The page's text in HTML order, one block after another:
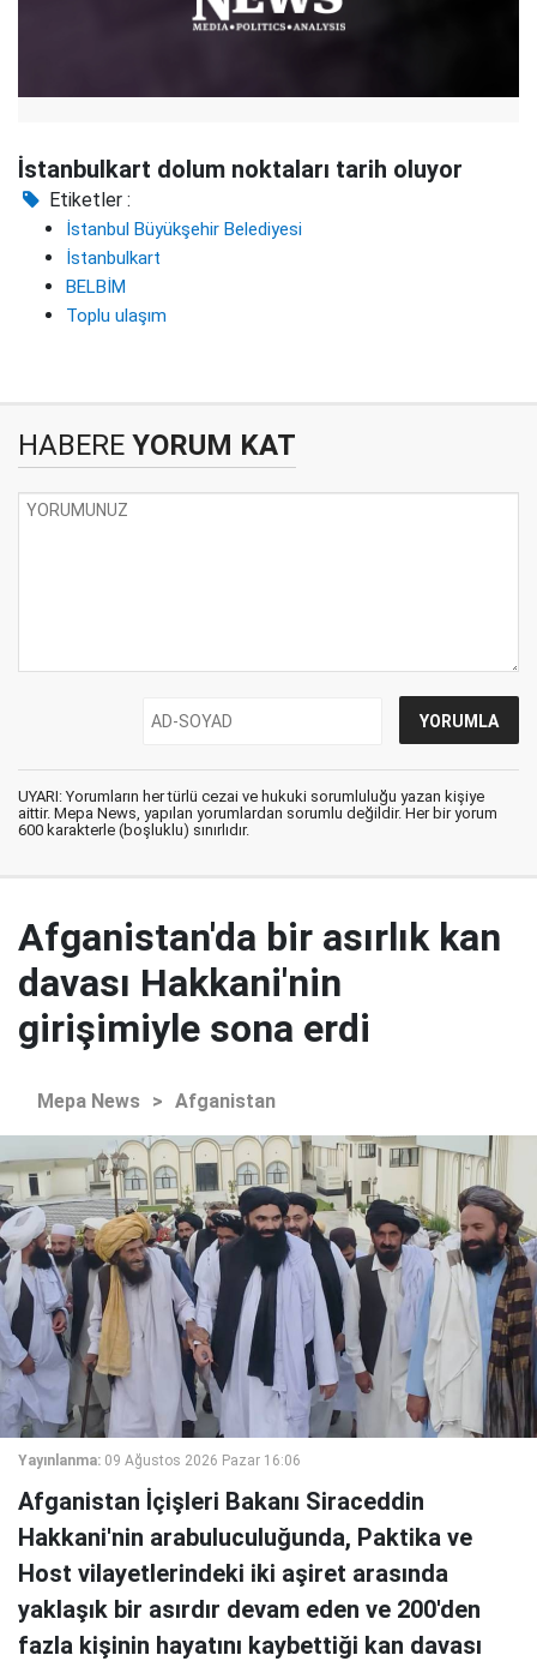
İstanbulkart dolum noktaları tarih oluyor
Etiketler :
İstanbul Büyükşehir Belediyesi
İstanbulkart
BELBİM
Toplu ulaşım
HABERE YORUM KAT
UYARI: Yorumların her türlü cezai ve hukuki sorumluluğu yazan kişiye
aittir. Mepa News, yapılan yorumlardan sorumlu değildir. Her bir yorum
600 karakterle (boşluklu) sınırlıdır.
Afganistan'da bir asırlık kan
davası Hakkani'nin
girişimiyle sona erdi
Mepa News > Afganistan
Yayınlanma: 09 Ağustos 2026 Pazar 16:06
Afganistan İçişleri Bakanı Siraceddin
Hakkani'nin arabuluculuğunda, Paktika ve
Host vilayetlerindeki iki aşiret arasında
yaklaşık bir asırdır devam eden ve 200'den
fazla kişinin hayatını kaybettiği kan davası